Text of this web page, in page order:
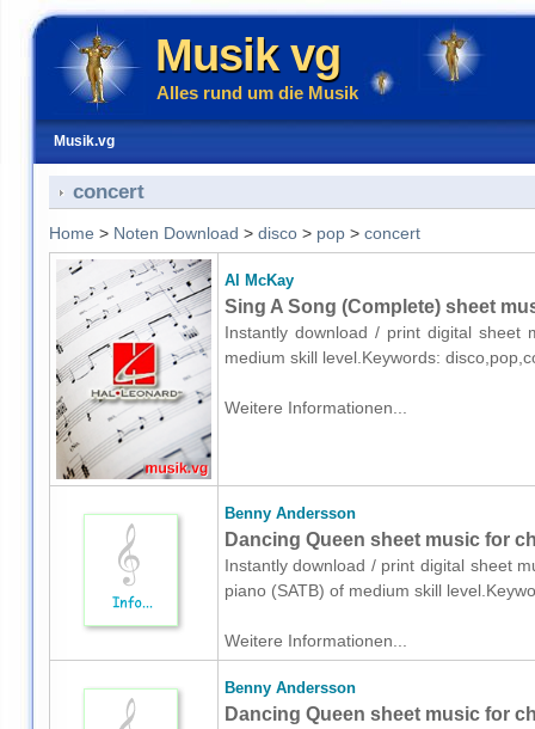
Musik vg
Alles rund um die Musik
Musik.vg
concert
Home > Noten Download > disco> pop> concert
Al McKay
Sing A Song (Complete) sheet
Instantly download / print digital sheet
medium skill level.Keywords:
Weitere Informationen...
Benny Andersson
Dancing Queen sheet music for
Instantly download / print digital sheet
piano (SATB) of medium skill
Weitere Informationen...
Benny Andersson
Dancing Queen sheet music for